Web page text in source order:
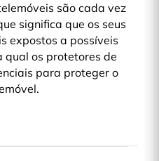
são cada vez
significa que os seus
expostos a possíveis
qual os protetores de
para proteger o